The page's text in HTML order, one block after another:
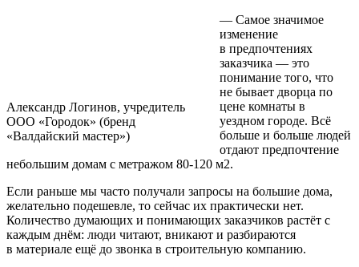
Александр Логинов, учредитель
ООО «Городок» (бренд
«Валдайский мастер»)
— Самое значимое
изменение
в предпочтениях
заказчика — это
понимание того, что
не бывает дворца по
цене комнаты в
уездном городе. Всё
больше и больше людей
отдают предпочтение
небольшим домам с метражом 80-120 м2.
Если раньше мы часто получали запросы на большие дома,
желательно подешевле, то сейчас их практически нет.
Количество думающих и понимающих заказчиков растёт с
каждым днём: люди читают, вникают и разбираются
в материале ещё до звонка в строительную компанию.